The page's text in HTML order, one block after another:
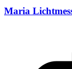
Maria